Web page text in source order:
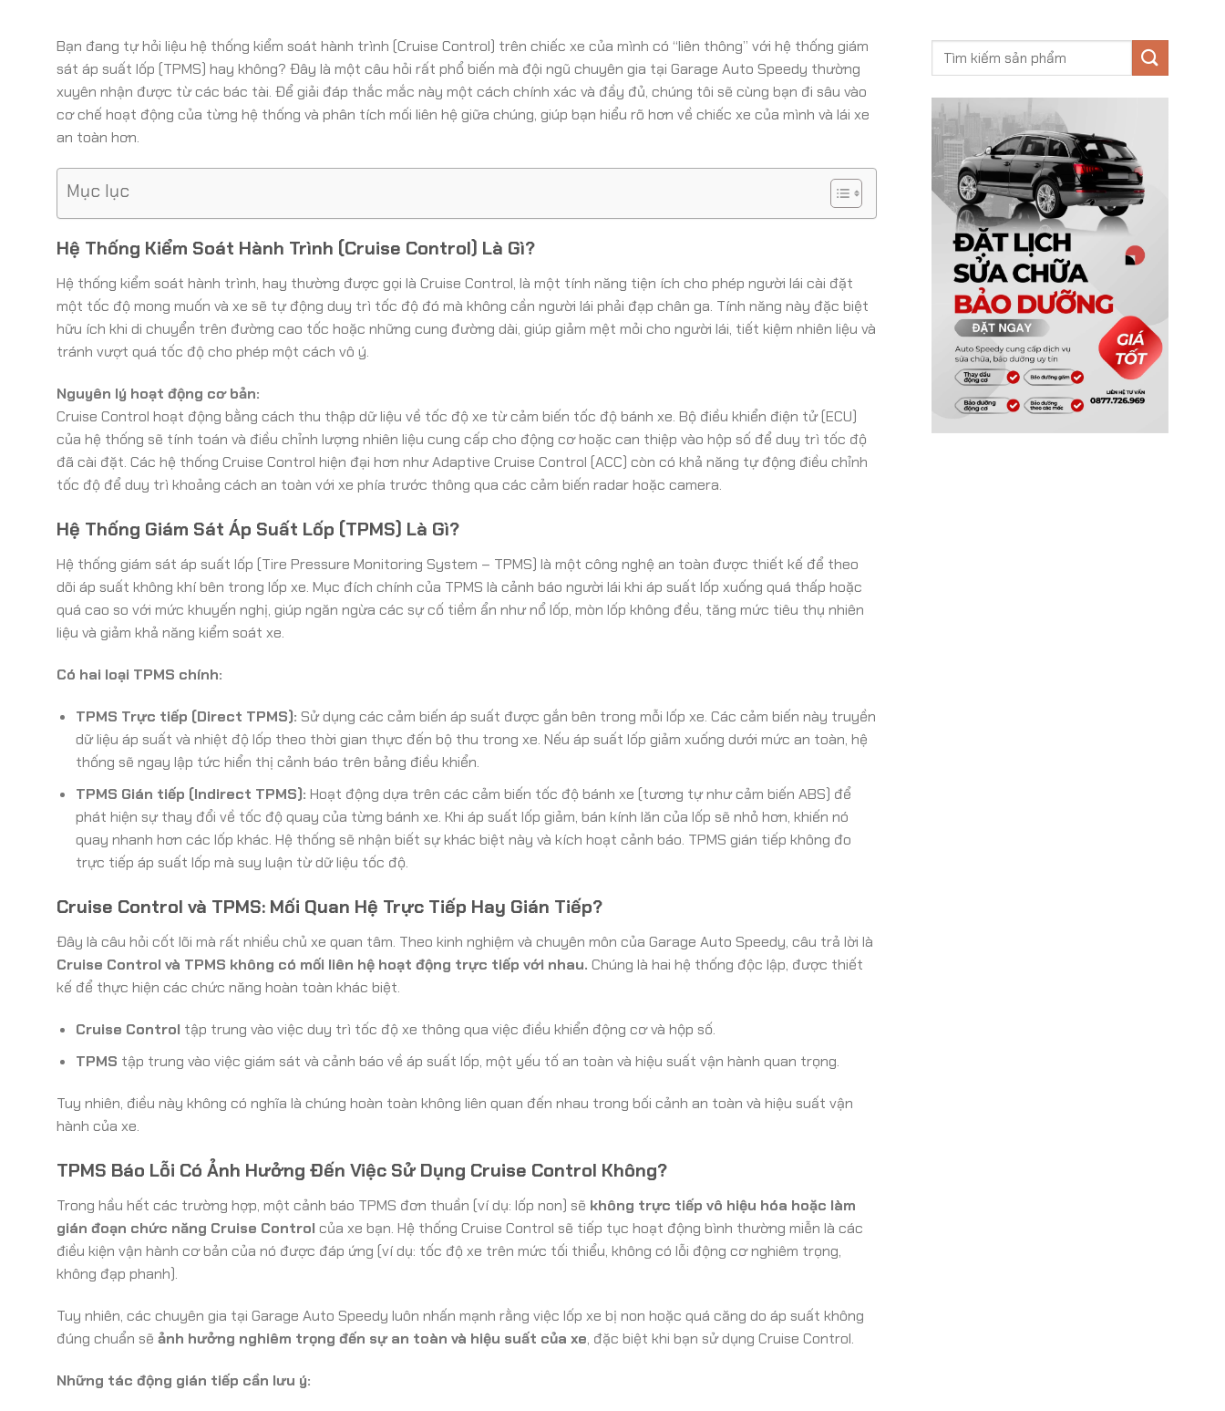
Bạn đang tự hỏi liệu hệ thống kiểm soát hành trình (Cruise Control) trên chiếc xe của mình có “liên thông” với hệ thống giám
sát áp suất lốp (TPMS) hay không? Đây là một câu hỏi rất phổ biến mà đội ngũ chuyên gia tại Garage Auto Speedy thường
xuyên nhận được từ các bác tài. Để giải đáp thắc mắc này một cách chính xác và đầy đủ, chúng tôi sẽ cùng bạn đi sâu vào
cơ chế hoạt động của từng hệ thống và phân tích mối liên hệ giữa chúng, giúp bạn hiểu rõ hơn về chiếc xe của mình và lái xe
an toàn hơn.
Mục lục
Hệ Thống Kiểm Soát Hành Trình (Cruise Control) Là Gì?
Hệ thống kiểm soát hành trình, hay thường được gọi là Cruise Control, là một tính năng tiện ích cho phép người lái cài đặt
một tốc độ mong muốn và xe sẽ tự động duy trì tốc độ đó mà không cần người lái phải đạp chân ga. Tính năng này đặc biệt
hữu ích khi di chuyển trên đường cao tốc hoặc những cung đường dài, giúp giảm mệt mỏi cho người lái, tiết kiệm nhiên liệu và
tránh vượt quá tốc độ cho phép một cách vô ý.
Nguyên lý hoạt động cơ bản:
Cruise Control hoạt động bằng cách thu thập dữ liệu về tốc độ xe từ cảm biến tốc độ bánh xe. Bộ điều khiển điện tử (ECU)
của hệ thống sẽ tính toán và điều chỉnh lượng nhiên liệu cung cấp cho động cơ hoặc can thiệp vào hộp số để duy trì tốc độ
đã cài đặt. Các hệ thống Cruise Control hiện đại hơn như Adaptive Cruise Control (ACC) còn có khả năng tự động điều chỉnh
tốc độ để duy trì khoảng cách an toàn với xe phía trước thông qua các cảm biến radar hoặc camera.
Hệ Thống Giám Sát Áp Suất Lốp (TPMS) Là Gì?
Hệ thống giám sát áp suất lốp (Tire Pressure Monitoring System – TPMS) là một công nghệ an toàn được thiết kế để theo
dõi áp suất không khí bên trong lốp xe. Mục đích chính của TPMS là cảnh báo người lái khi áp suất lốp xuống quá thấp hoặc
quá cao so với mức khuyến nghị, giúp ngăn ngừa các sự cố tiềm ẩn như nổ lốp, mòn lốp không đều, tăng mức tiêu thụ nhiên
liệu và giảm khả năng kiểm soát xe.
Có hai loại TPMS chính:
TPMS Trực tiếp (Direct TPMS): Sử dụng các cảm biến áp suất được gắn bên trong mỗi lốp xe. Các cảm biến này truyền
dữ liệu áp suất và nhiệt độ lốp theo thời gian thực đến bộ thu trong xe. Nếu áp suất lốp giảm xuống dưới mức an toàn, hệ
thống sẽ ngay lập tức hiển thị cảnh báo trên bảng điều khiển.
TPMS Gián tiếp (Indirect TPMS): Hoạt động dựa trên các cảm biến tốc độ bánh xe (tương tự như cảm biến ABS) để
phát hiện sự thay đổi về tốc độ quay của từng bánh xe. Khi áp suất lốp giảm, bán kính lăn của lốp sẽ nhỏ hơn, khiến nó
quay nhanh hơn các lốp khác. Hệ thống sẽ nhận biết sự khác biệt này và kích hoạt cảnh báo. TPMS gián tiếp không đo
trực tiếp áp suất lốp mà suy luận từ dữ liệu tốc độ.
Cruise Control và TPMS: Mối Quan Hệ Trực Tiếp Hay Gián Tiếp?
Đây là câu hỏi cốt lõi mà rất nhiều chủ xe quan tâm. Theo kinh nghiệm và chuyên môn của Garage Auto Speedy, câu trả lời là
Cruise Control và TPMS không có mối liên hệ hoạt động trực tiếp với nhau. Chúng là hai hệ thống độc lập, được thiết
kế để thực hiện các chức năng hoàn toàn khác biệt.
Cruise Control tập trung vào việc duy trì tốc độ xe thông qua việc điều khiển động cơ và hộp số.
TPMS tập trung vào việc giám sát và cảnh báo về áp suất lốp, một yếu tố an toàn và hiệu suất vận hành quan trọng.
Tuy nhiên, điều này không có nghĩa là chúng hoàn toàn không liên quan đến nhau trong bối cảnh an toàn và hiệu suất vận
hành của xe.
TPMS Báo Lỗi Có Ảnh Hưởng Đến Việc Sử Dụng Cruise Control Không?
Trong hầu hết các trường hợp, một cảnh báo TPMS đơn thuần (ví dụ: lốp non) sẽ không trực tiếp vô hiệu hóa hoặc làm
gián đoạn chức năng Cruise Control của xe bạn. Hệ thống Cruise Control sẽ tiếp tục hoạt động bình thường miễn là các
điều kiện vận hành cơ bản của nó được đáp ứng (ví dụ: tốc độ xe trên mức tối thiểu, không có lỗi động cơ nghiêm trọng,
không đạp phanh).
Tuy nhiên, các chuyên gia tại Garage Auto Speedy luôn nhấn mạnh rằng việc lốp xe bị non hoặc quá căng do áp suất không
đúng chuẩn sẽ ảnh hưởng nghiêm trọng đến sự an toàn và hiệu suất của xe, đặc biệt khi bạn sử dụng Cruise Control.
Những tác động gián tiếp cần lưu ý: